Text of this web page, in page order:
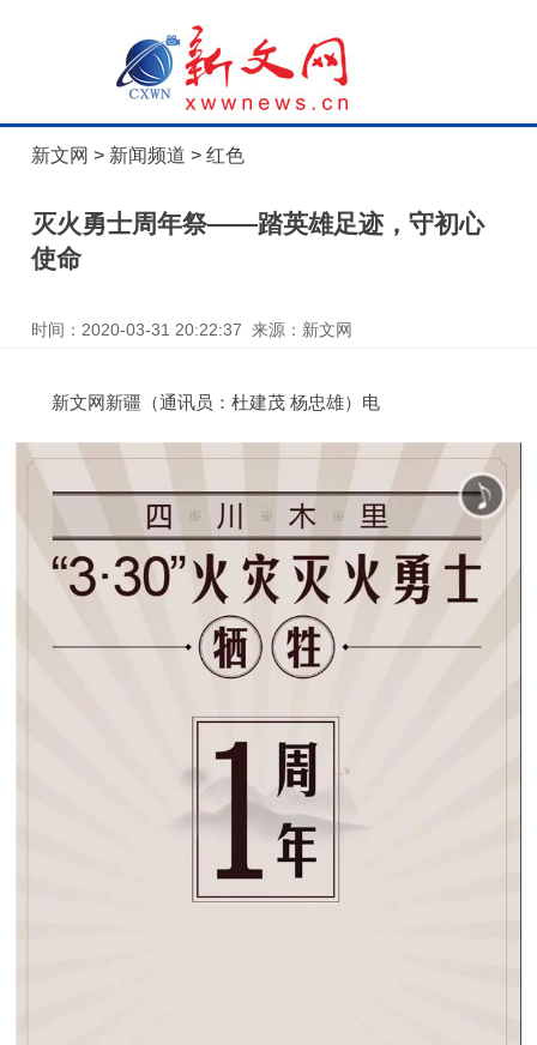
新文网 > 新闻频道 >红色
灭火勇士周年祭——踏英雄足迹，守初心
使命
时间：2020-03-31 20:22:37 来源：新文网
新文网新疆（通讯员：杜建茂 杨忠雄）电